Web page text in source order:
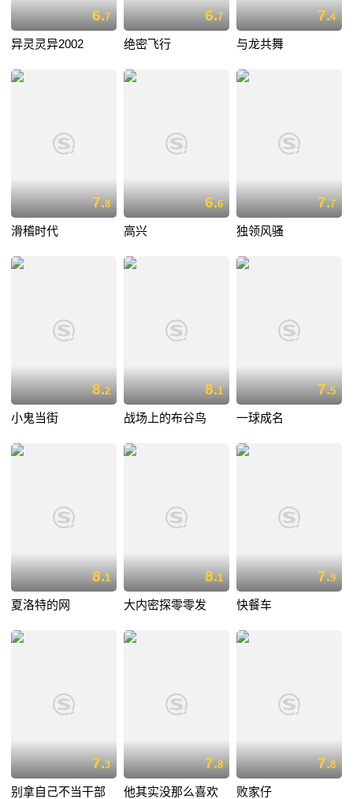
6.7
异灵灵异2002
6.7
绝密飞行
7.4
与龙共舞
7.8
滑稽时代
6.6
高兴
7.7
独领风骚
8.2
小鬼当街
8.1
战场上的布谷鸟
7.5
一球成名
8.1
夏洛特的网
8.1
大内密探零零发
7.9
快餐车
7.3
别拿自己不当干部
7.8
他其实没那么喜欢
7.8
败家仔